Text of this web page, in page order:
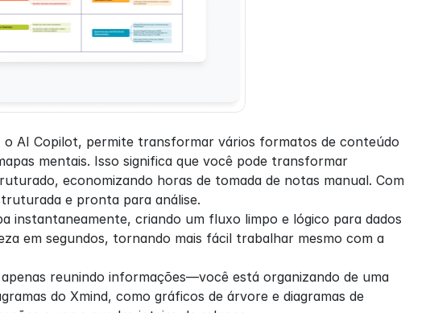
o AI Copilot, permite transformar vários formatos de conteúdo
mentais. Isso significa que você pode transformar
economizando horas de tomada de notas manual. Com
e pronta para análise.
instantaneamente, criando um fluxo limpo e lógico para dados
em segundos, tornando mais fácil trabalhar mesmo com a
reunindo informações—você está organizando de uma
do Xmind, como gráficos de árvore e diagramas de